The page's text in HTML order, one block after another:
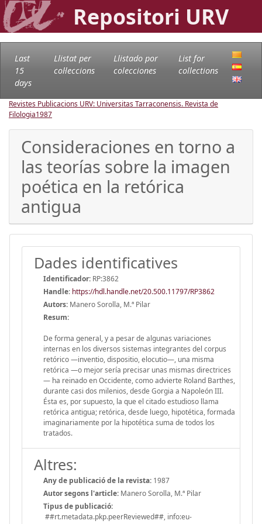
Repositori URV
Last
15
days
Llistat per
col·leccions
Llistado por
colecciones
List for
collections
Revistes Publicacions URV: Universitas Tarraconensis. Revista de
Filologia1987
Consideraciones en torno a
las teorías sobre la imagen
poética en la retórica
antigua
Dades identificatives
Identificador: RP:3862
Handle: https://hdl.handle.net/20.500.11797/RP3862
Autors: Manero Sorolla, M.ª Pilar
Resum:
De forma general, y a pesar de algunas variaciones
internas en los diversos sistemas integrantes del corpus
retórico —inventio, dispositio, elocutio—, una misma
retórica —o mejor sería precisar unas mismas directrices
— ha reinado en Occidente, como advierte Roland Barthes,
durante casi dos milenios, desde Gorgia a Napoleón III.
Ésta es, por supuesto, la que el citado estudioso llama
retórica antigua; retórica, desde luego, hipotética, formada
imaginariamente por la hipotética suma de todos los
tratados.
Altres:
Any de publicació de la revista: 1987
Autor segons l'article: Manero Sorolla, M.ª Pilar
Tipus de publicació:
##rt.metadata.pkp.peerReviewed##, info:eu-